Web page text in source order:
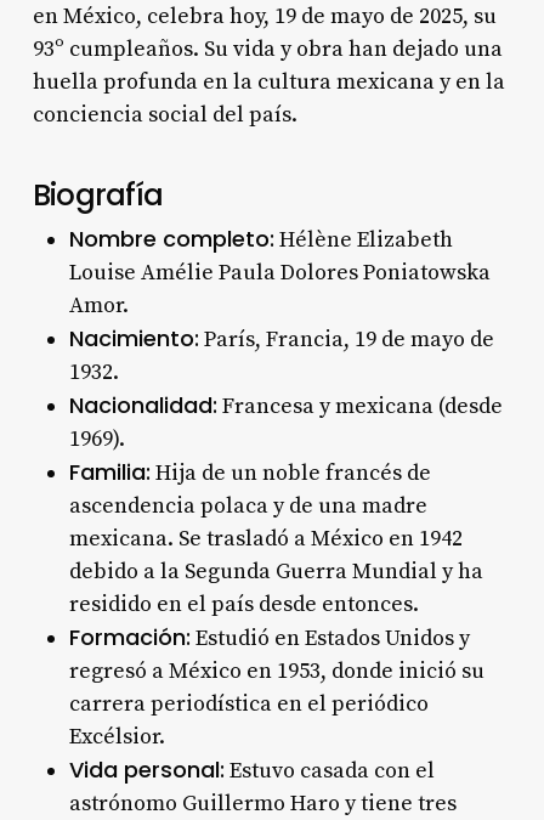
en México, celebra hoy, 19 de mayo de 2025, su
93º cumpleaños. Su vida y obra han dejado una
huella profunda en la cultura mexicana y en la
conciencia social del país.
Biografía
Nombre completo: Hélène Elizabeth
Louise Amélie Paula Dolores Poniatowska
Amor.
Nacimiento: París, Francia, 19 de mayo de
1932.
Nacionalidad: Francesa y mexicana (desde
1969).
Familia: Hija de un noble francés de
ascendencia polaca y de una madre
mexicana. Se trasladó a México en 1942
debido a la Segunda Guerra Mundial y ha
residido en el país desde entonces.
Formación: Estudió en Estados Unidos y
regresó a México en 1953, donde inició su
carrera periodística en el periódico
Excélsior.
Vida personal: Estuvo casada con el
astrónomo Guillermo Haro y tiene tres